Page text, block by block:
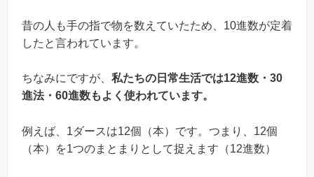
昔の人も手の指で物を数えていたため、10進数が定着
したと言われています。
ちなみにですが、 私たちの日常生活では12進数・30
進法・60進数もよく使われています。
例えば、1ダースは12個（本）です。つまり、12個
（本）を1つのまとまりとして捉えます（12進数）